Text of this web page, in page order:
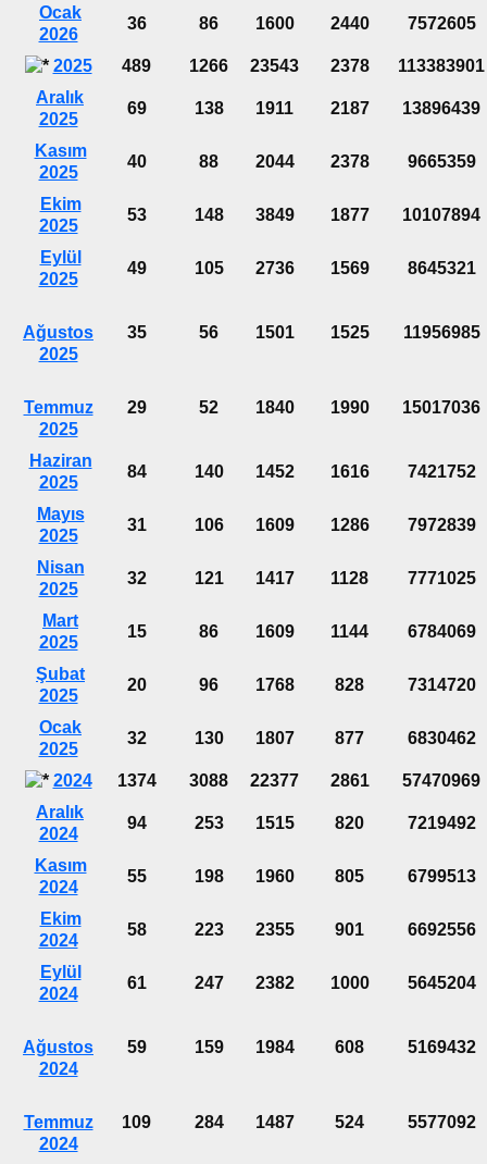
Ocak
2026
36 86 1600 2440 7572605
2025 489 1266 23543 2378
113383901
Aralık
2025
69 138 1911 2187 13896439
Kasım
2025
40 88 2044 2378 9665359
Ekim
2025
53 148 3849 1877 10107894
Eylül
2025
49 105 2736 1569 8645321
Ağustos
2025
35 56 1501 1525 11956985
Temmuz
2025
29 52 1840 1990 15017036
Haziran
2025
84 140 1452 1616 7421752
Mayıs
2025
31 106 1609 1286 7972839
Nisan
2025
32 121 1417 1128 7771025
Mart
2025
15 86 1609 1144 6784069
Şubat
2025
20 96 1768 828 7314720
Ocak
2025
32 130 1807 877 6830462
2024 1374 3088 22377 2861
57470969
Aralık
2024
94 253 1515 820 7219492
Kasım
2024
55 198 1960 805 6799513
Ekim
2024
58 223 2355 901 6692556
Eylül
2024
61 247 2382 1000 5645204
Ağustos
2024
59 159 1984 608 5169432
Temmuz
2024
109 284 1487 524 5577092